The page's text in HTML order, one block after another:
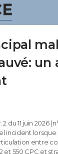
un
du 11 juin 2026
incident lorsque
entre
et 550 CPC et